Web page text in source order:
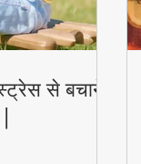
से बचाने